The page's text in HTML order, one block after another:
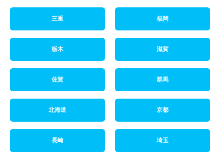
三重 福岡
栃木 滋賀
佐賀 群馬
北海道 京都
長崎 埼玉